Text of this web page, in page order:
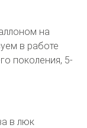
на
в работе
поколения, 5-
в люк